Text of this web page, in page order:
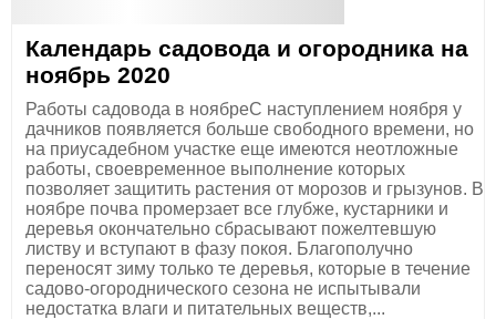
Календарь садовода и огородника на
ноябрь 2020
Работы садовода в ноябреС наступлением ноября у
дачников появляется больше свободного времени, но
на приусадебном участке еще имеются неотложные
работы, своевременное выполнение которых
позволяет защитить растения от морозов и грызунов. В
ноябре почва промерзает все глубже, кустарники и
деревья окончательно сбрасывают пожелтевшую
листву и вступают в фазу покоя. Благополучно
переносят зиму только те деревья, которые в течение
садово-огороднического сезона не испытывали
недостатка влаги и питательных веществ,...